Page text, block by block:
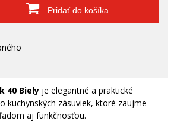
Pridať do košíka
40 Biely je elegantné a praktické
kuchynských zásuviek, ktoré zaujme
aj funkčnosťou.